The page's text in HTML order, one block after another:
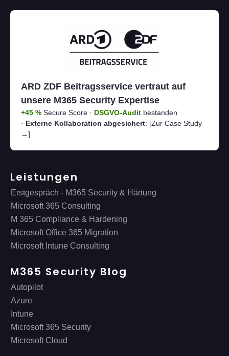
ARD ZDF Beitragsservice vertraut auf
unsere M365 Security Expertise
+45 % Secure Score · DSGVO-Audit bestanden
· Externe Kollaboration abgesichert: [Zur Case Study
→]
Leistungen
Erstgespräch - M365 Security & Härtung
Microsoft 365 Consulting
M 365 Compliance & Hardening
Microsoft Office 365 Migration
Microsoft Intune Consulting
M365 Security Blog
Autopilot
Azure
Intune
Microsoft 365 Security
Microsoft Cloud